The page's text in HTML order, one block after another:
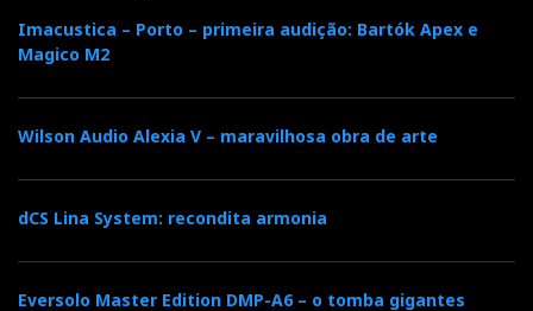
Imacustica – Porto – primeira audição: Bartók Apex e
Magico M2
Wilson Audio Alexia V – maravilhosa obra de arte
dCS Lina System: recondita armonia
Eversolo Master Edition DMP-A6 – o tomba gigantes